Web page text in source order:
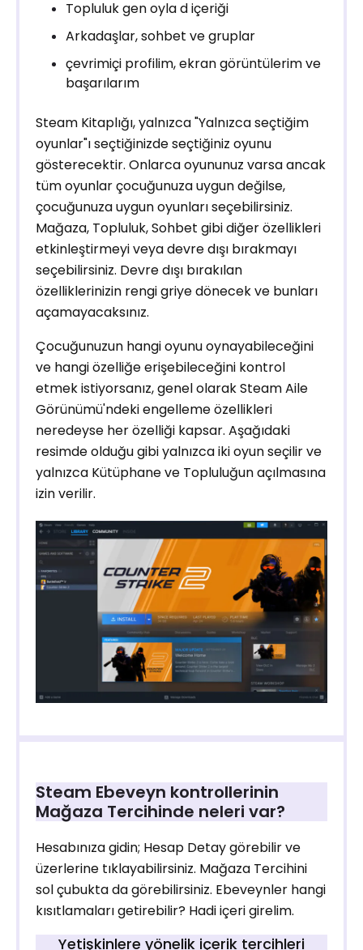
Topluluk gen oyla d içeriği
Arkadaşlar, sohbet ve gruplar
çevrimiçi profilim, ekran görüntülerim ve
başarılarım
Steam Kitaplığı, yalnızca "Yalnızca seçtiğim
oyunlar"ı seçtiğinizde seçtiğiniz oyunu
gösterecektir. Onlarca oyununuz varsa ancak
tüm oyunlar çocuğunuza uygun değilse,
çocuğunuza uygun oyunları seçebilirsiniz.
Mağaza, Topluluk, Sohbet gibi diğer özellikleri
etkinleştirmeyi veya devre dışı bırakmayı
seçebilirsiniz. Devre dışı bırakılan
özelliklerinizin rengi griye dönecek ve bunları
açamayacaksınız.
Çocuğunuzun hangi oyunu oynayabileceğini
ve hangi özelliğe erişebileceğini kontrol
etmek istiyorsanız, genel olarak Steam Aile
Görünümü'ndeki engelleme özellikleri
neredeyse her özelliği kapsar. Aşağıdaki
resimde olduğu gibi yalnızca iki oyun seçilir ve
yalnızca Kütüphane ve Topluluğun açılmasına
izin verilir.
Steam Ebeveyn kontrollerinin
Mağaza Tercihinde neleri var?
Hesabınıza gidin; Hesap Detay görebilir ve
üzerlerine tıklayabilirsiniz. Mağaza Tercihini
sol çubukta da görebilirsiniz. Ebeveynler hangi
kısıtlamaları getirebilir? Hadi içeri girelim.
Yetişkinlere yönelik içerik tercihleri